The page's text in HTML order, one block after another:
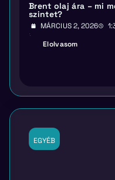
Brent olaj ára – mi
szintet?
MÁRCIUS 2, 2026
Elolvasom
EGYÉB